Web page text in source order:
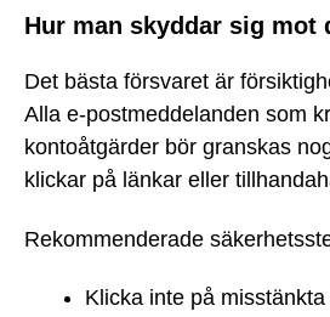
Hur man skyddar sig mot
Det bästa försvaret är
Alla e-postmeddelanden som
kontoåtgärder bör granskas
klickar på länkar eller
Rekommenderade
Klicka inte på